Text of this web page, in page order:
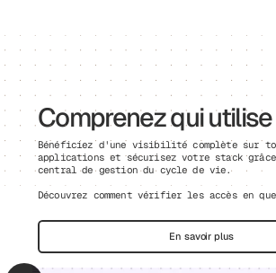
Comprenez qui
Bénéficiez d'une visibilité complète sur
applications et sécurisez votre stack grâce
central de gestion du cycle de vie.
Découvrez comment vérifier les accès en
En savoir plus